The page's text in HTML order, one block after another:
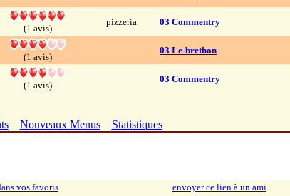
(1 avis)
pizzeria 03 Commentry
(1 avis)
03 Le-brethon
(1 avis)
03 Commentry
Nouveaux Menus Statistiques
vos favoris envoyer ce lien à un ami